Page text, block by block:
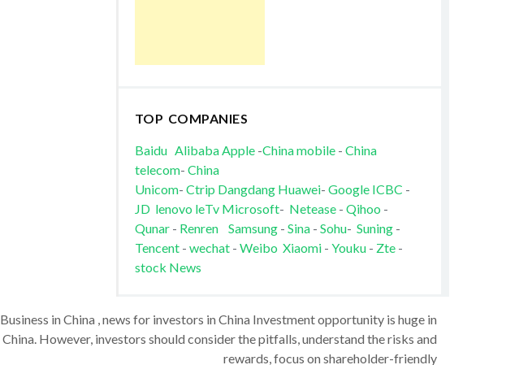
TOP COMPANIES
Baidu AlibabaApple-China mobile- China
telecom- China
Unicom- Ctrip Dangdang Huawei- Google ICBC -
JD lenovo leTv Microsoft- Netease- Qihoo -
Qunar- Renren Samsung- Sina- Sohu- Suning-
Tencent- wechat - Weibo Xiaomi- Youku - Zte-
stock News
Business in China , news for investors in China Investment opportunity is huge in
China. However, investors should consider the pitfalls, understand the risks and
rewards, focus on shareholder-friendly